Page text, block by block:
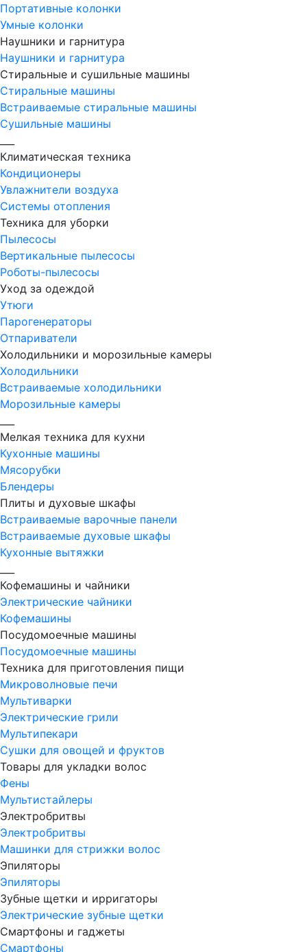
Портативные колонки
Умные колонки
Наушники и гарнитура
Наушники и гарнитура
Стиральные и сушильные машины
Стиральные машины
Встраиваемые стиральные машины
Сушильные машины
Климатическая техника
Кондиционеры
Увлажнители воздуха
Системы отопления
Техника для уборки
Пылесосы
Вертикальные пылесосы
Роботы-пылесосы
Уход за одеждой
Утюги
Парогенераторы
Отпариватели
Холодильники и морозильные камеры
Холодильники
Встраиваемые холодильники
Морозильные камеры
Мелкая техника для кухни
Кухонные машины
Мясорубки
Блендеры
Плиты и духовые шкафы
Встраиваемые варочные панели
Встраиваемые духовые шкафы
Кухонные вытяжки
Кофемашины и чайники
Электрические чайники
Кофемашины
Посудомоечные машины
Посудомоечные машины
Техника для приготовления пищи
Микроволновые печи
Мультиварки
Электрические грили
Мультипекари
Сушки для овощей и фруктов
Товары для укладки волос
Фены
Мультистайлеры
Электробритвы
Электробритвы
Машинки для стрижки волос
Эпиляторы
Эпиляторы
Зубные щетки и ирригаторы
Электрические зубные щетки
Смартфоны и гаджеты
Смартфоны